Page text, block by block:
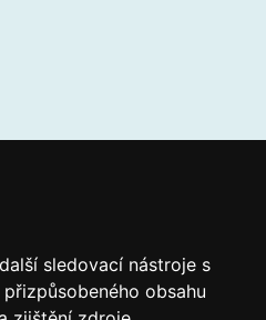
sledovací nástroje s
obsahu